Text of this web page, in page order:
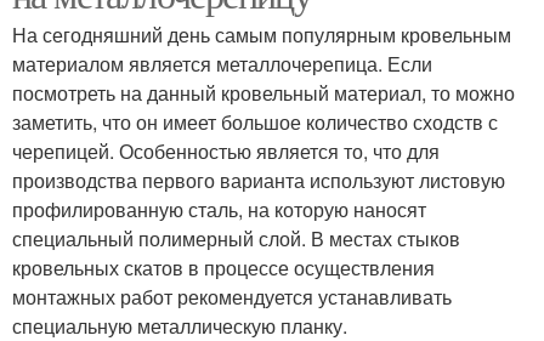
На сегодняшний день самым популярным кровельным
материалом является металлочерепица. Если
посмотреть на данный кровельный материал, то можно
заметить, что он имеет большое количество сходств с
черепицей. Особенностью является то, что для
производства первого варианта используют листовую
профилированную сталь, на которую наносят
специальный полимерный слой. В местах стыков
кровельных скатов в процессе осуществления
монтажных работ рекомендуется устанавливать
специальную металлическую планку.